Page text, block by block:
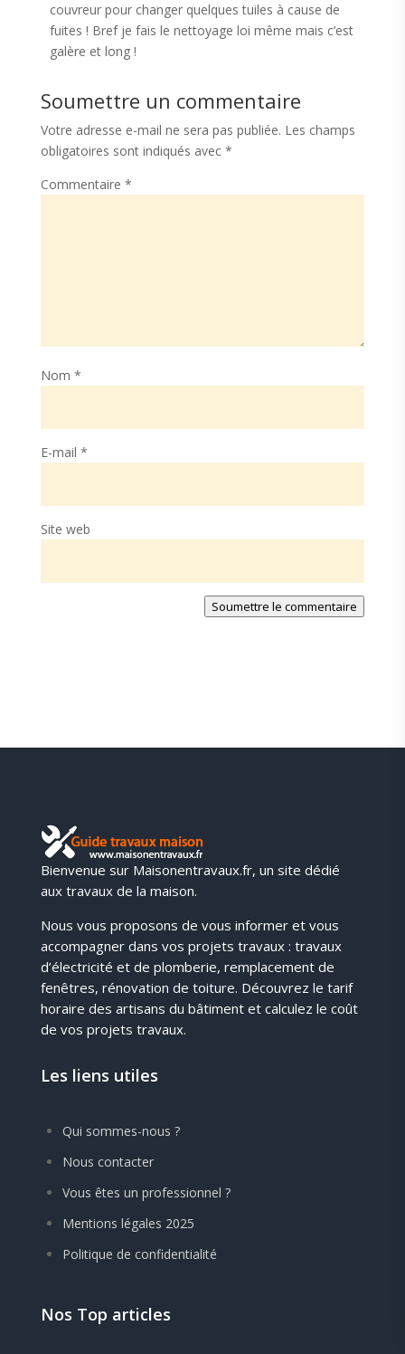
couvreur pour changer quelques tuiles à cause de
fuites ! Bref je fais le nettoyage loi même mais c’est
galère et long !
Soumettre un commentaire
Votre adresse e-mail ne sera pas publiée. Les champs
obligatoires sont indiqués avec *
Commentaire *
Nom *
E-mail *
Site web
Soumettre le commentaire
Bienvenue sur Maisonentravaux.fr, un site dédié
aux travaux de la maison.
Nous vous proposons de vous informer et vous
accompagner dans vos projets travaux : travaux
d’électricité et de plomberie, remplacement de
fenêtres, rénovation de toiture. Découvrez le tarif
horaire des artisans du bâtiment et calculez le coût
de vos projets travaux.
Les liens utiles
Qui sommes-nous ?
Nous contacter
Vous êtes un professionnel ?
Mentions légales 2025
Politique de confidentialité
Nos Top articles